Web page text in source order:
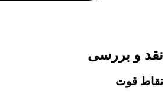
نقد و بررسی
نقاط قوت